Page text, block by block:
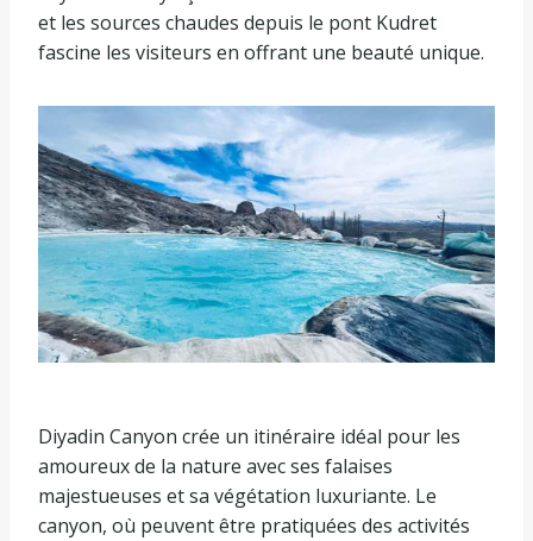
et les sources chaudes depuis le pont Kudret
fascine les visiteurs en offrant une beauté unique.
Diyadin Canyon crée un itinéraire idéal pour les
amoureux de la nature avec ses falaises
majestueuses et sa végétation luxuriante. Le
canyon, où peuvent être pratiquées des activités